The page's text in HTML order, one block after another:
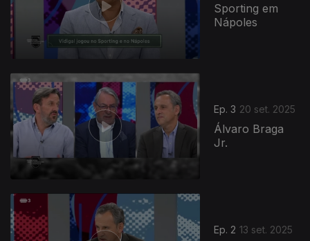
Sporting em
Nápoles
Ep. 3 20 set. 2025
Álvaro Braga
Jr.
Ep. 2 13 set. 2025